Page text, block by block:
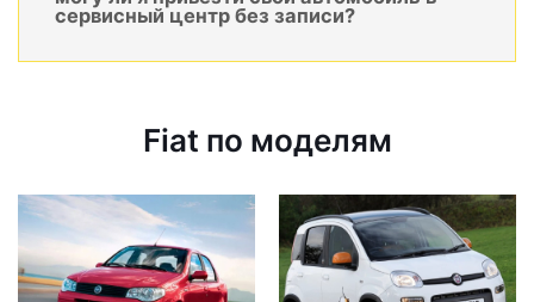
сервисный центр без записи?
Fiat по моделям